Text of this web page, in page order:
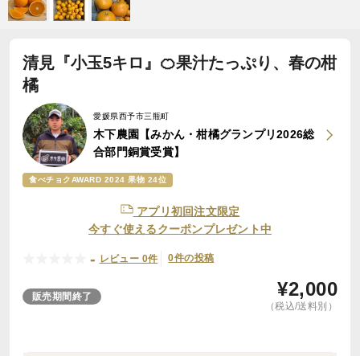
清見『小玉5キロ』🍊果汁たっぷり、春の柑
橘
愛媛県西予市三瓶町
木下農園【みかん・柑橘グランプリ2026総
合部門銅賞受賞】
食べチョクAWARD 2024 果物 24位
アプリ初回注文限定
今すぐ使えるクーポンプレゼント中
- レビュー 0件 0件の投稿
販売期間終了 ¥2,000
（税込/送料別）